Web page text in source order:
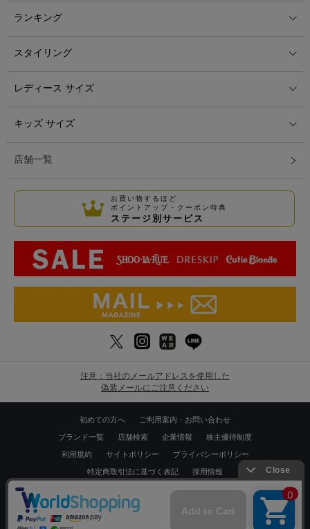
ランキング
スタイリング
レディース サイズ
キッズ サイズ
店舗一覧
お買い物するほど
ポイントアップ・クーポン特典
ステージ別サービス
注意：当社のメールアドレスを使用した
偽装メールにご注意ください
初めての方へ ご利用案内・お問い合わせ
ブランド一覧 店舗検索 企業情報 株主優待制度
利用規約 サイトポリシー プライバシーポリシー
特定商取引法に基づく表記 採用情報
Copyrights © WORLD CO.,LTD. All rights reserved.